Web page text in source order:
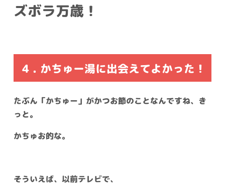
ズボラ万歳！
4 . かちゅー湯に出会えてよかった！
たぶん「かちゅー」がかつお節のことなんですね、き
っと。
かちゅお的な。
そういえば、以前テレビで、